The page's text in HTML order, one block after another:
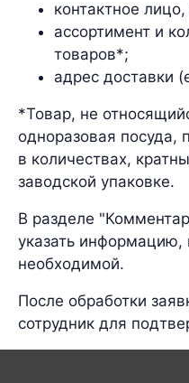
контактное
ассортимент и
товаров*;
адрес доставки
*Товар, не
одноразовая посуда,
в количествах,
заводской упаковке.
В разделе
указать информацию,
необходимой.
После обработки
сотрудник для